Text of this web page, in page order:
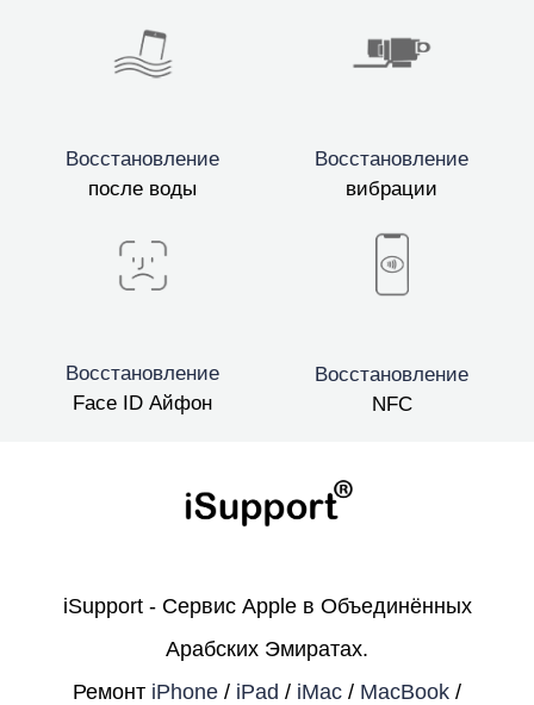
Восстановление
после воды
Восстановление
вибрации
Восстановление
Face ID Айфон
Восстановление
NFC
iSupport - Сервис Apple в Объединённых
Арабских Эмиратах.
Ремонт iPhone / iPad / iMac / MacBook /